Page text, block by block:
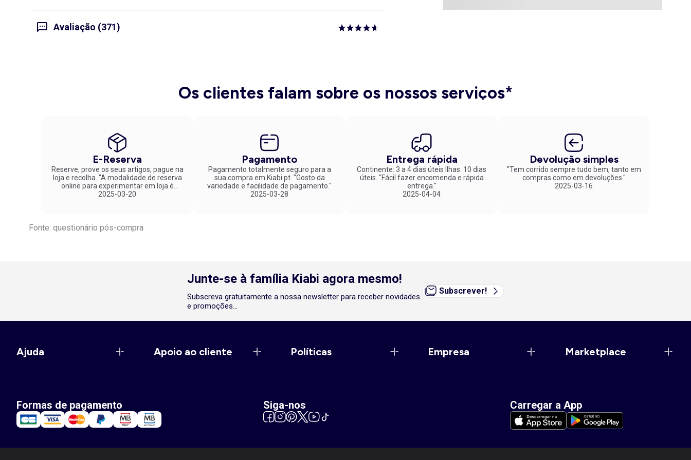
Avaliação (371)
Os clientes falam sobre os nossos serviços*
E-Reserva
Reserve, prove os seus artigos, pague na
loja e recolha. "A modalidade de reserva
online para experimentar em loja é
fantástica. Parabéns pela inovação!"
2025-03-20
Pagamento
Pagamento totalmente seguro para a
sua compra em Kiabi.pt. "Gosto da
variedade e facilidade de pagamento."
2025-03-28
Entrega rápida
Continente: 3 a 4 dias úteis Ilhas: 10 dias
úteis. "Fácil fazer encomenda e rápida
entrega."
2025-04-04
Devolução simples
"Tem corrido sempre tudo bem, tanto em
compras como em devoluções."
2025-03-16
Fonte: questionário pós-compra
Junte-se à família Kiabi agora mesmo!
Subscreva gratuitamente a nossa newsletter para receber novidades
e promoções...
Subscrever!
Ajuda Apoio ao cliente Políticas Empresa Marketplace
Formas de pagamento Siga-nos Carregar a App